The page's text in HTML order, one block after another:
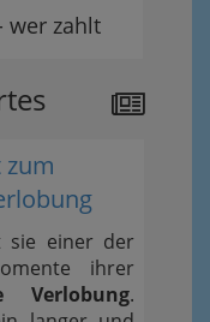
wer zahlt
zum
einer der
ihrer
Verlobung.